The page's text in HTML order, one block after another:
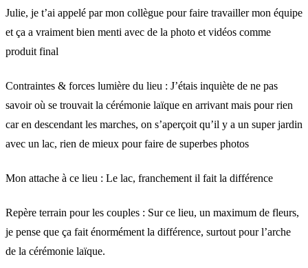
Julie, je t’ai appelé par mon collègue pour faire travailler mon équipe
et ça a vraiment bien menti avec de la photo et vidéos comme
produit final
Contraintes & forces lumière du lieu : J’étais inquiète de ne pas
savoir où se trouvait la cérémonie laïque en arrivant mais pour rien
car en descendant les marches, on s’aperçoit qu’il y a un super jardin
avec un lac, rien de mieux pour faire de superbes photos
Mon attache à ce lieu : Le lac, franchement il fait la différence
Repère terrain pour les couples : Sur ce lieu, un maximum de fleurs,
je pense que ça fait énormément la différence, surtout pour l’arche
de la cérémonie laïque.